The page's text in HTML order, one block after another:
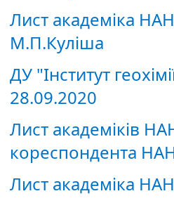
Лист академіка
М.П.Куліша
ДУ "Інститут
28.09.2020
Лист академіків
кореспондента
Лист академіка